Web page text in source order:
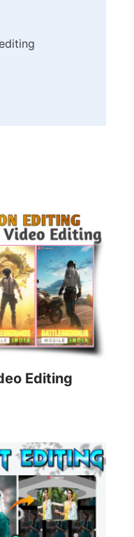
Editing